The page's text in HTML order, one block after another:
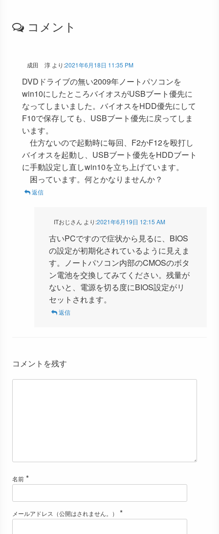
コメント
成田 淳 より:2021年6月18日 11:35 PM
DVDドライブの無い2009年ノートパソコンを
win10にしたところバイオスがUSBブート優先に
なってしまいました。バイオスをHDD優先にして
F10で保存しても、USBブート優先に戻ってしま
います。
仕方ないので起動時に毎回、F2かF12を殴打し
バイオスを起動し、USBブート優先をHDDブート
に手動設定し直しwin10を立ち上げています。
困っています。何とかなりませんか？
返信
ITおじさん より:2021年6月19日 12:15 AM
古いPCですので症状から見るに、BIOS
の設定が初期化されているように見えま
す。ノートパソコン内部のCMOSのボタ
ン電池を交換してみてください。残量が
ないと、電源を切る度にBIOS設定がリ
セットされます。
返信
コメントを残す
名前 *
メールアドレス（公開はされません。） *